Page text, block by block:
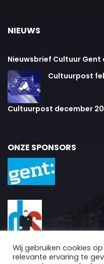
NIEUWS
Nieuwsbrief Cultuur Gent
Cultuurpost
Cultuurpost december
ONZE SPONSORS
Wij gebruiken cookies
relevante ervaring te